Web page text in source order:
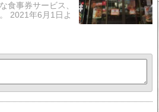
食事券サービス、
2021年6月1日よ